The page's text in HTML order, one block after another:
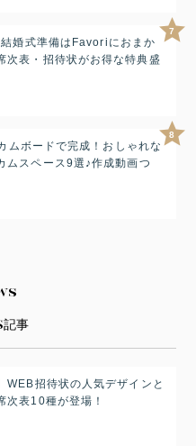
7
結婚式準備はFavoriにおまか
次表・招待状がお得な特典盛
8
ムボードで完成！おしゃれな
ムスペース9選♪作成動画つ
事
WEB招待状の人気デザインと
次表10種が登場！